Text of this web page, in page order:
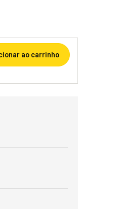
ao carrinho